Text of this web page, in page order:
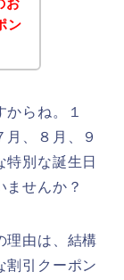
お
ン
らね。１
月、８月、９
特別な誕生日
ませんか？
理由は、結構
割引クーポン